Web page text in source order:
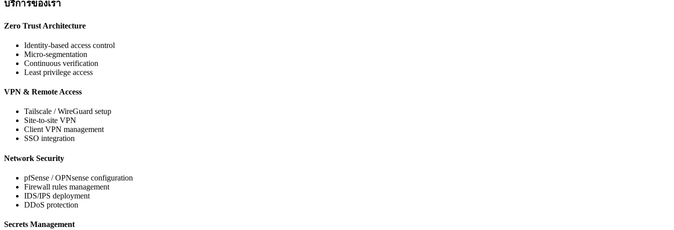
บริการของเรา
Zero Trust Architecture
Identity-based access control
Micro-segmentation
Continuous verification
Least privilege access
VPN & Remote Access
Tailscale / WireGuard setup
Site-to-site VPN
Client VPN management
SSO integration
Network Security
pfSense / OPNsense configuration
Firewall rules management
IDS/IPS deployment
DDoS protection
Secrets Management